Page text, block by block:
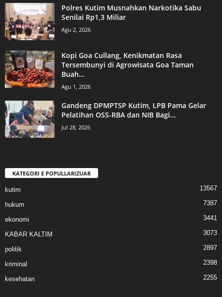
Polres Kutim Musnahkan Narkotika Sabu
Senilai Rp1,3 Miliar
Agu 2, 2026
Kopi Goa Cullang, Kenikmatan Rasa
Tersembunyi di Agrowisata Goa Taman
Buah...
Agu 1, 2026
Gandeng DPMPTSP Kutim, LPB Pama Gelar
Pelatihan OSS-RBA dan NIB Bagi...
Jul 28, 2026
KATEGORI E POPULLARIZUAR
kutim 13567
hukum 7387
ekonomi 3441
KABAR KALTIM 3073
politik 2897
kriminal 2398
kesehatan 2255